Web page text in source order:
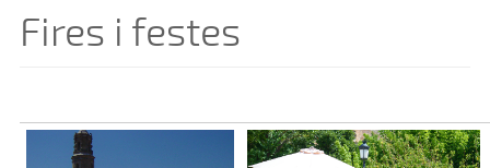
Fires i festes